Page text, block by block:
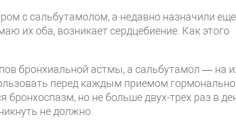
с сальбутамолом, а недавно назначили
их оба, возникает сердцебиение. Как этого
бронхиальной астмы, а сальбутамол — на
перед каждым приемом
бронхоспазм, но не больше двух-трех раз в
не должно.